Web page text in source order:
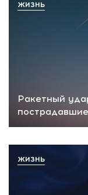
Ракетный
ЖИЗНЬ
ЖИЗНЬ